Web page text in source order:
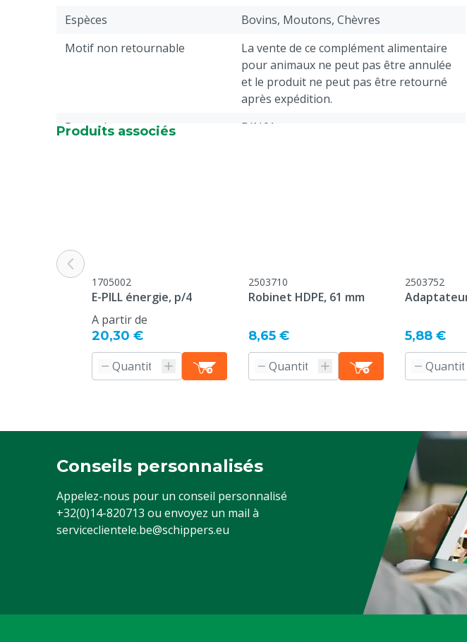
Espèces
Bovins, Moutons, Chèvres
Motif non retournable
La vente de ce complément alimentaire
pour animaux ne peut pas être annulée
et le produit ne peut pas être retourné
après expédition.
Raccord
DIN61
Produits associés
1705002
E-PILL énergie, p/4
A partir de
20,30 €
2503710
Robinet HDPE, 61 mm
8,65 €
2503752
Adaptateur
5,88 €
Conseils personnalisés
Appelez-nous pour un conseil personnalisé
+32(0)14-820713 ou envoyez un mail à
serviceclientele.be@schippers.eu